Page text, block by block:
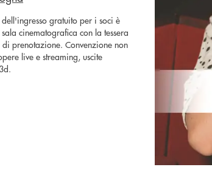
gratuito per i soci è
cinematografica con la tessera
prenotazione. Convenzione non
live e streaming, uscite